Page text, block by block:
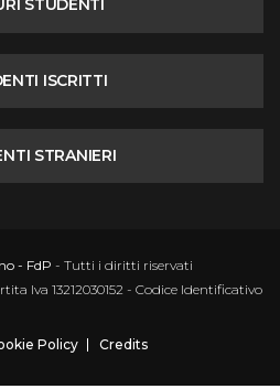
STUDENTI
ISCRITTI
STRANIERI
- FdP - Tutti i diritti riservati
Iva 13212030152 - Codice Identificativo
Policy Credits